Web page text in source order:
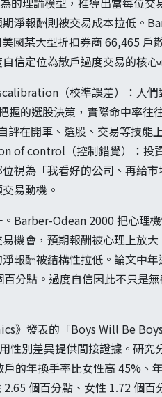
淨報酬則被交易成本拉低。
國某大型折扣券商 66,465 戶
信定位為散戶過度交易的核心
（校準誤差）：人
的選股決策，實際命中率往
在開車、選股、交易等技能
of control（控制錯覺）：投
視為「我看好的公司、再給
易動機。
Barber-Odean 2000 把心理
機會，預期報酬被心理上放
報酬被結構性拉低。論文中
分點。過度自信因此不只是
》發表的「Boys Will Be
別差異提供間接證據。研究
的年換手率比女性高 45%、
個百分點、女性 1.72 個百